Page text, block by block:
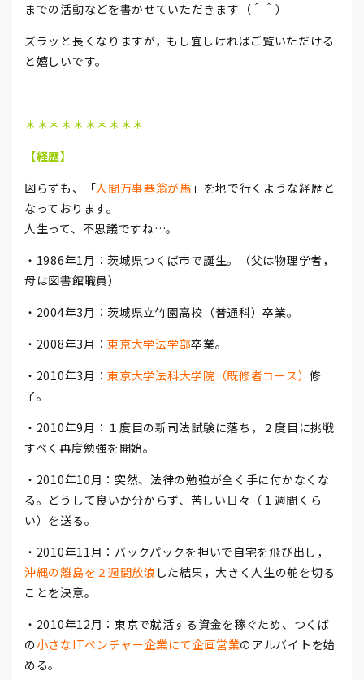
までの活動などを書かせていただきます（＾＾）
ズラッと長くなりますが，もし宜しければご覧いただける
と嬉しいです。
＊＊＊＊＊＊＊＊＊＊
【経歴】
図らずも、「人間万事塞翁が馬 」を地で行くような経歴と
なっております。
人生って、不思議ですね…。
・1986年1月：茨城県つくば市で誕生。（父は物理学者，
母は図書館職員）
・2004年3月：茨城県立竹園高校（普通科）卒業。
・2008年3月：東京大学法学部卒業。
・2010年3月：東京大学法科大学院（既修者コース）修
了。
・2010年9月：１度目の新司法試験に落ち，２度目に挑戦
すべく再度勉強を開始。
・2010年10月：突然、法律の勉強が全く手に付かなくな
る。どうして良いか分からず、苦しい日々（１週間くら
い）を送る。
・2010年11月：バックパックを担いで自宅を飛び出し，
沖縄の離島を２週間放浪 した結果，大きく人生の舵を切る
ことを決意。
・2010年12月：東京で就活する資金を稼ぐため、つくば
の小さなITベンチャー企業にて企画営業のアルバイトを始
める。